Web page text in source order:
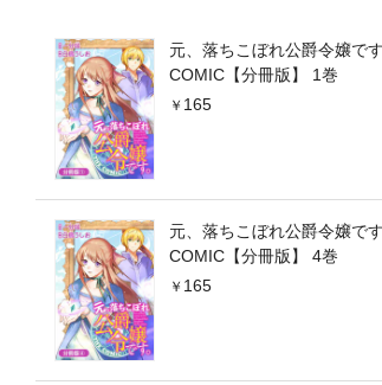
元、落ちこぼれ公爵令嬢で
COMIC【分冊版】 1巻
165
元、落ちこぼれ公爵令嬢で
COMIC【分冊版】 4巻
165